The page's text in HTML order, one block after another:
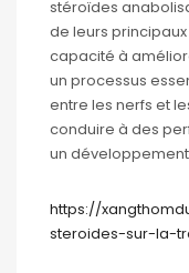
stéroïdes
de leurs
capacité à
un processus
entre les nerfs et
conduire à des
un
https://
steroides-sur-la-